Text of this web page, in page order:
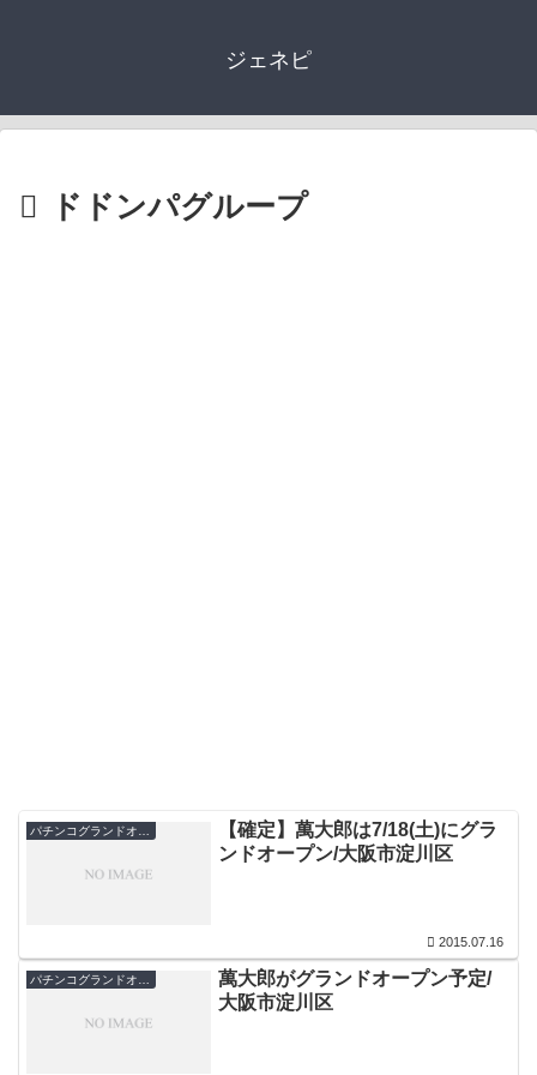
ジェネピ
ドドンパグループ
【確定】萬大郎は7/18(土)にグラ
ンドオープン/大阪市淀川区
2015.07.16
萬大郎がグランドオープン予定/
大阪市淀川区